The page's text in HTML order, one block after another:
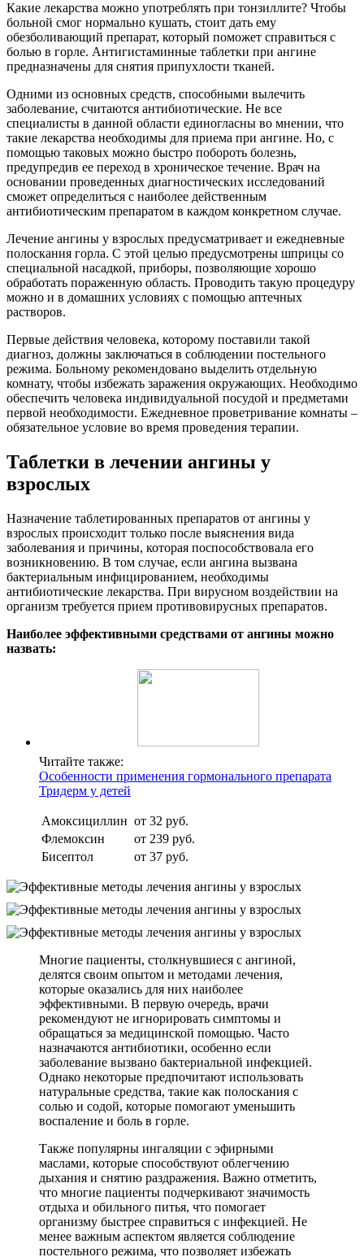
Какие лекарства можно употреблять при тонзиллите? Чтобы
больной смог нормально кушать, стоит дать ему
обезболивающий препарат, который поможет справиться с
болью в горле. Антигистаминные таблетки при ангине
предназначены для снятия припухлости тканей.
Одними из основных средств, способными вылечить
заболевание, считаются антибиотические. Не все
специалисты в данной области единогласны во мнении, что
такие лекарства необходимы для приема при ангине. Но, с
помощью таковых можно быстро побороть болезнь,
предупредив ее переход в хроническое течение. Врач на
основании проведенных диагностических исследований
сможет определиться с наиболее действенным
антибиотическим препаратом в каждом конкретном случае.
Лечение ангины у взрослых предусматривает и ежедневные
полоскания горла. С этой целью предусмотрены шприцы со
специальной насадкой, приборы, позволяющие хорошо
обработать пораженную область. Проводить такую процедуру
можно и в домашних условиях с помощью аптечных
растворов.
Первые действия человека, которому поставили такой
диагноз, должны заключаться в соблюдении постельного
режима. Больному рекомендовано выделить отдельную
комнату, чтобы избежать заражения окружающих. Необходимо
обеспечить человека индивидуальной посудой и предметами
первой необходимости. Ежедневное проветривание комнаты –
обязательное условие во время проведения терапии.
Таблетки в лечении ангины у
взрослых
Назначение таблетированных препаратов от ангины у
взрослых происходит только после выяснения вида
заболевания и причины, которая поспособствовала его
возникновению. В том случае, если ангина вызвана
бактериальным инфицированием, необходимы
антибиотические лекарства. При вирусном воздействии на
организм требуется прием противовирусных препаратов.
Наиболее эффективными средствами от ангины можно
назвать:
Читайте также:
Особенности применения гормонального препарата
Тридерм у детей
Амоксициллин от 32 руб.
Флемоксин
от 239 руб.
Бисептол
от 37 руб.
Многие пациенты, столкнувшиеся с ангиной,
делятся своим опытом и методами лечения,
которые оказались для них наиболее
эффективными. В первую очередь, врачи
рекомендуют не игнорировать симптомы и
обращаться за медицинской помощью. Часто
назначаются антибиотики, особенно если
заболевание вызвано бактериальной инфекцией.
Однако некоторые предпочитают использовать
натуральные средства, такие как полоскания с
солью и содой, которые помогают уменьшить
воспаление и боль в горле.
Также популярны ингаляции с эфирными
маслами, которые способствуют облегчению
дыхания и снятию раздражения. Важно отметить,
что многие пациенты подчеркивают значимость
отдыха и обильного питья, что помогает
организму быстрее справиться с инфекцией. Не
менее важным аспектом является соблюдение
постельного режима, что позволяет избежать